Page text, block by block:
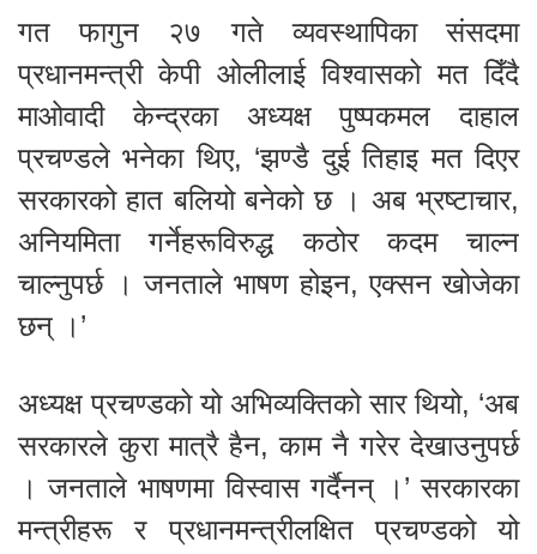
गत फागुन २७ गते व्यवस्थापिका संसदमा
प्रधानमन्त्री केपी ओलीलाई विश्वासको मत दिँदै
माओवादी केन्द्रका अध्यक्ष पुष्पकमल दाहाल
प्रचण्डले भनेका थिए, ‘झण्डै दुई तिहाइ मत दिएर
सरकारको हात बलियो बनेको छ । अब भ्रष्टाचार,
अनियमिता गर्नेहरूविरुद्ध कठोर कदम चाल्न
चाल्नुपर्छ । जनताले भाषण होइन, एक्सन खोजेका
छन् ।’
अध्यक्ष प्रचण्डको यो अभिव्यक्तिको सार थियो, ‘अब
सरकारले कुरा मात्रै हैन, काम नै गरेर देखाउनुपर्छ
। जनताले भाषणमा विस्वास गर्दैनन् ।’ सरकारका
मन्त्रीहरू र प्रधानमन्त्रीलक्षित प्रचण्डको यो